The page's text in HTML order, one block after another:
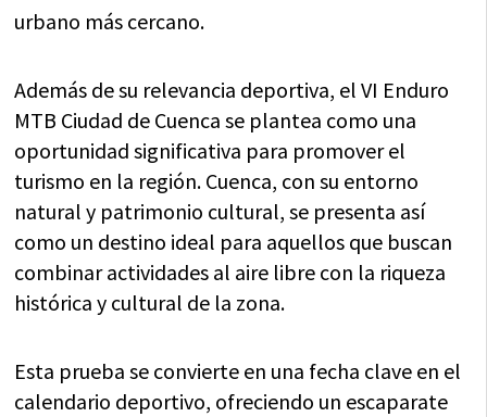
urbano más cercano.
Además de su relevancia deportiva, el VI Enduro
MTB Ciudad de Cuenca se plantea como una
oportunidad significativa para promover el
turismo en la región. Cuenca, con su entorno
natural y patrimonio cultural, se presenta así
como un destino ideal para aquellos que buscan
combinar actividades al aire libre con la riqueza
histórica y cultural de la zona.
Esta prueba se convierte en una fecha clave en el
calendario deportivo, ofreciendo un escaparate